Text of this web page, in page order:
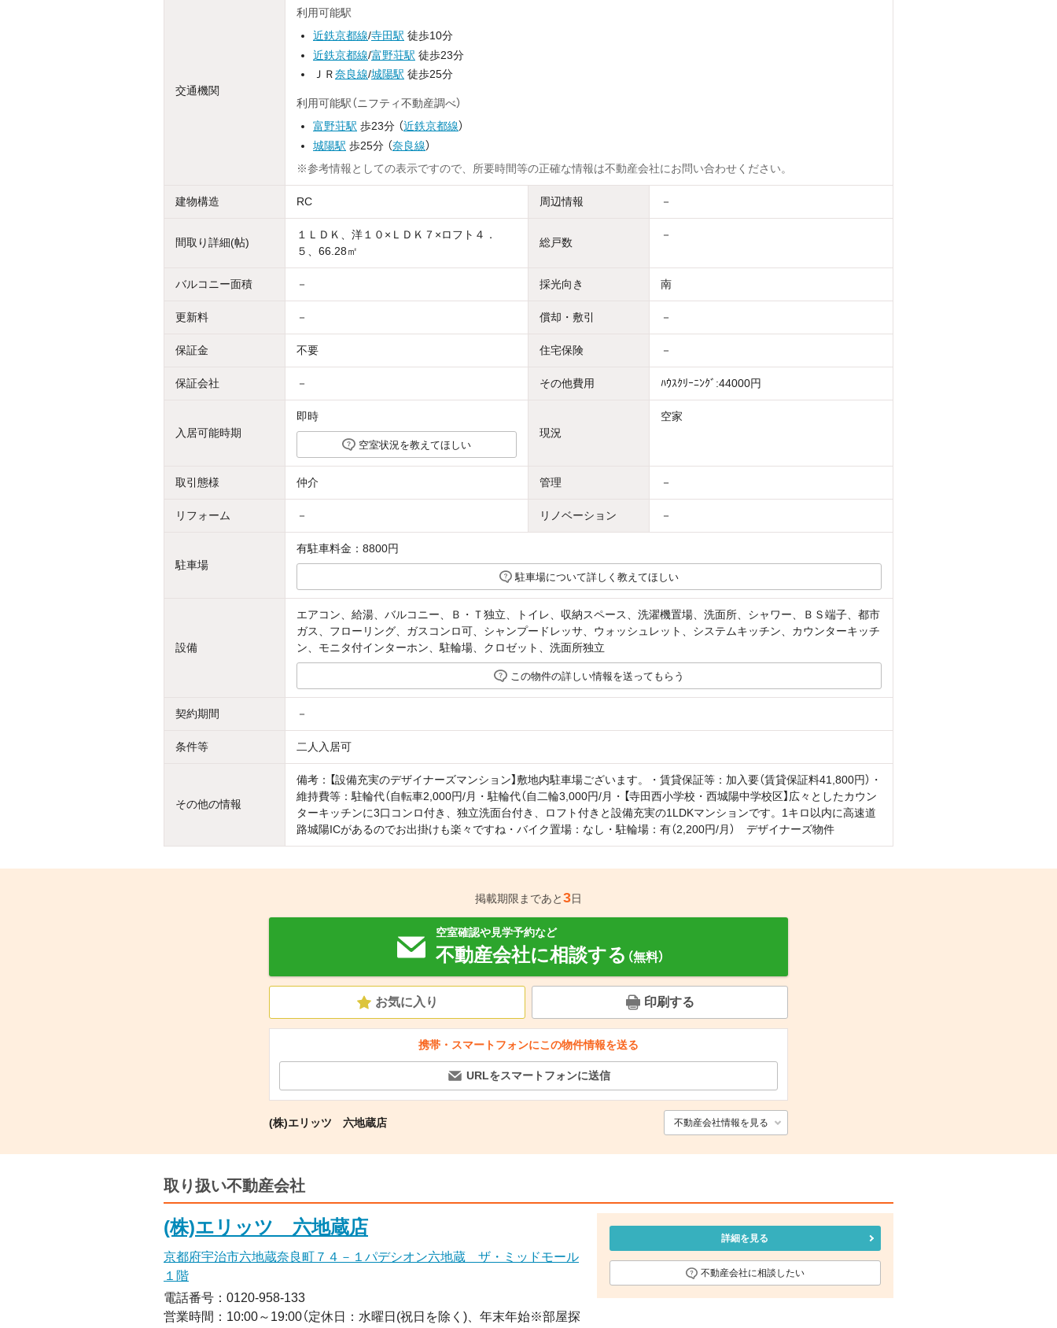
交通機関
利用可能駅
近鉄京都線/寺田駅 徒歩10分
近鉄京都線/富野荘駅 徒歩23分
ＪＲ奈良線/城陽駅 徒歩25分
利用可能駅（ニフティ不動産調べ）
富野荘駅 歩23分 （近鉄京都線）
城陽駅 歩25分 （奈良線）
※参考情報としての表示ですので、所要時間等の正確な情報は不動産会社にお問い合わせください。
建物構造 RC 周辺情報 －
間取り詳細(帖)
１ＬＤＫ、洋１０×ＬＤＫ７×ロフト４．
５、66.28㎡
総戸数
－
バルコニー面積 － 採光向き 南
更新料 － 償却・敷引 －
保証金 不要 住宅保険 －
保証会社 － その他費用 ﾊｳｽｸﾘｰﾆﾝｸﾞ:44000円
入居可能時期
即時
空室状況を教えてほしい
現況
空家
取引態様 仲介 管理 －
リフォーム － リノベーション －
駐車場
有駐車料金：8800円
駐車場について詳しく教えてほしい
設備
エアコン、給湯、バルコニー、Ｂ・Ｔ独立、トイレ、収納スペース、洗濯機置場、洗面所、シャワー、ＢＳ端子、都市
ガス、フローリング、ガスコンロ可、シャンプードレッサ、ウォッシュレット、システムキッチン、カウンターキッチ
ン、モニタ付インターホン、駐輪場、クロゼット、洗面所独立
この物件の詳しい情報を送ってもらう
契約期間 －
条件等 二人入居可
その他の情報
備考：【設備充実のデザイナーズマンション】敷地内駐車場ございます。・賃貸保証等：加入要（賃貸保証料41,800円）・
維持費等：駐輪代（自転車2,000円/月・駐輪代（自二輪3,000円/月・【寺田西小学校・西城陽中学校区】広々としたカウン
ターキッチンに3口コンロ付き、独立洗面台付き、ロフト付きと設備充実の1LDKマンションです。1キロ以内に高速道
路城陽ICがあるのでお出掛けも楽々ですね・バイク置場：なし・駐輪場：有（2,200円/月） デザイナーズ物件
掲載期限まであと3日
空室確認や見学予約など
不動産会社に相談する （無料）
お気に入り 印刷する
携帯・スマートフォンにこの物件情報を送る
URLをスマートフォンに送信
(株)エリッツ 六地蔵店 不動産会社情報を見る
取り扱い不動産会社
(株)エリッツ 六地蔵店
京都府宇治市六地蔵奈良町７４－１パデシオン六地蔵 ザ・ミッドモール
１階
電話番号：0120-958-133
営業時間：10:00～19:00（定休日：水曜日(祝日を除く)、年末年始※部屋探
詳細を見る
不動産会社に相談したい